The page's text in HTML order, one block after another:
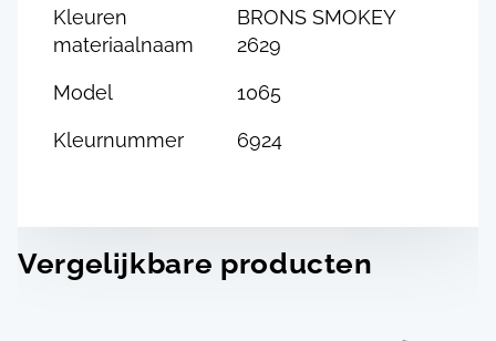
Kleuren
materiaalnaam
BRONS SMOKEY
2629
Model 1065
Kleurnummer 6924
Vergelijkbare producten